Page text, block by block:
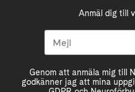
Anmäl dig till
Genom att anmäla mig till
godkänner jag att mina